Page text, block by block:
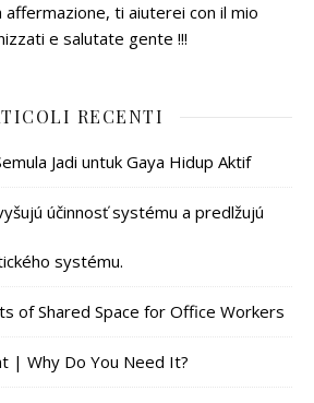
ti aiuterei con il mio
e salutate gente !!!
RECENTI
Jadi untuk Gaya Hidup Aktif
účinnosť systému a predlžujú
systému.
of Shared Space for Office Workers
| Why Do You Need It?